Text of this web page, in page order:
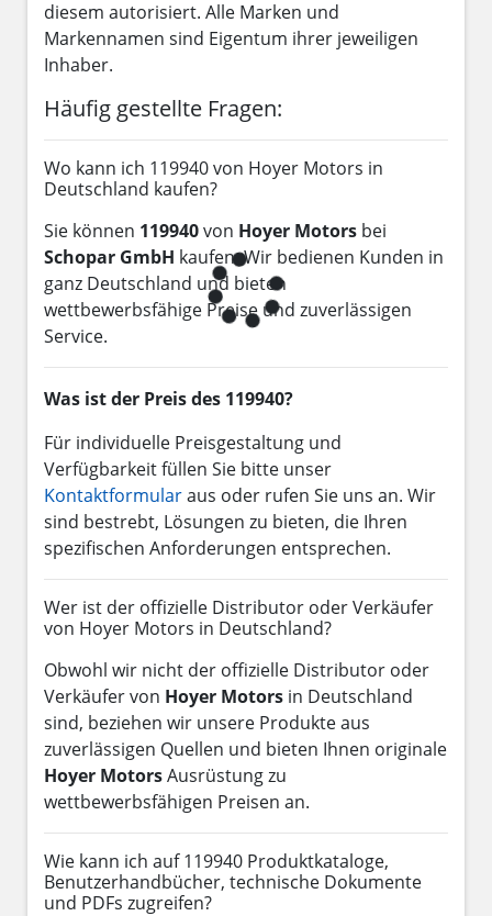
diesem autorisiert. Alle Marken und
Markennamen sind Eigentum ihrer jeweiligen
Inhaber.
Häufig gestellte Fragen:
Wo kann ich 119940 von Hoyer Motors in
Deutschland kaufen?
Sie können 119940von Hoyer Motors bei
Schopar GmbH kaufen. Wir bedienen Kunden in
ganz Deutschland und bieten
wettbewerbsfähige Preise und zuverlässigen
Service.
Was ist der Preis des 119940?
Für individuelle Preisgestaltung und
Verfügbarkeit füllen Sie bitte unser
Kontaktformularaus oder rufen Sie uns an. Wir
sind bestrebt, Lösungen zu bieten, die Ihren
spezifischen Anforderungen entsprechen.
Wer ist der offizielle Distributor oder Verkäufer
von Hoyer Motors in Deutschland?
Obwohl wir nicht der offizielle Distributor oder
Verkäufer von Hoyer Motors in Deutschland
sind, beziehen wir unsere Produkte aus
zuverlässigen Quellen und bieten Ihnen originale
Hoyer MotorsAusrüstung zu
wettbewerbsfähigen Preisen an.
Wie kann ich auf 119940 Produktkataloge,
Benutzerhandbücher, technische Dokumente
und PDFs zugreifen?